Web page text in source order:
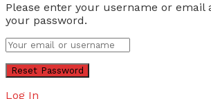
Please enter your username or email
your password.
Log In